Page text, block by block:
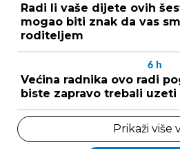
Radi li vaše dijete ovih
mogao biti znak da vas
roditeljem
6 h
Većina radnika ovo radi
biste zapravo trebali uzeti
Prikaži više